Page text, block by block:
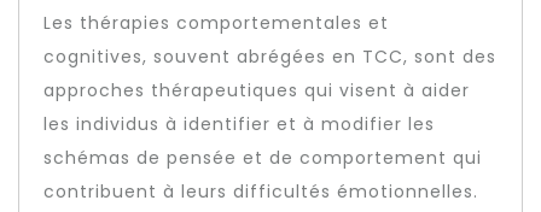
Les thérapies comportementales et
cognitives, souvent abrégées en TCC, sont des
approches thérapeutiques qui visent à aider
les individus à identifier et à modifier les
schémas de pensée et de comportement qui
contribuent à leurs difficultés émotionnelles.